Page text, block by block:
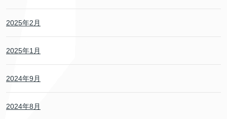
2025年2月
2025年1月
2024年9月
2024年8月